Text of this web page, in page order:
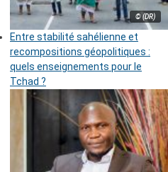
© (DR)
Entre stabilité sahélienne et
recompositions géopolitiques :
quels enseignements pour le
Tchad ?